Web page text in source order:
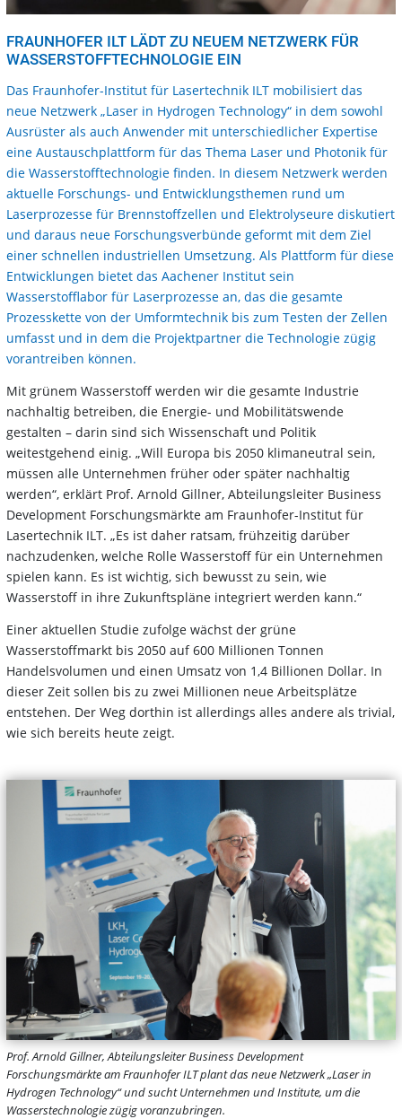
FRAUNHOFER ILT LÄDT ZU NEUEM NETZWERK FÜR
WASSERSTOFFTECHNOLOGIE EIN
Das Fraunhofer-Institut für Lasertechnik ILT mobilisiert das
neue Netzwerk „Laser in Hydrogen Technology“ in dem sowohl
Ausrüster als auch Anwender mit unterschiedlicher Expertise
eine Austauschplattform für das Thema Laser und Photonik für
die Wasserstofftechnologie finden. In diesem Netzwerk werden
aktuelle Forschungs- und Entwicklungsthemen rund um
Laserprozesse für Brennstoffzellen und Elektrolyseure diskutiert
und daraus neue Forschungsverbünde geformt mit dem Ziel
einer schnellen industriellen Umsetzung. Als Plattform für diese
Entwicklungen bietet das Aachener Institut sein
Wasserstofflabor für Laserprozesse an, das die gesamte
Prozesskette von der Umformtechnik bis zum Testen der Zellen
umfasst und in dem die Projektpartner die Technologie zügig
vorantreiben können.
Mit grünem Wasserstoff werden wir die gesamte Industrie
nachhaltig betreiben, die Energie- und Mobilitätswende
gestalten – darin sind sich Wissenschaft und Politik
weitestgehend einig. „Will Europa bis 2050 klimaneutral sein,
müssen alle Unternehmen früher oder später nachhaltig
werden“, erklärt Prof. Arnold Gillner, Abteilungsleiter Business
Development Forschungsmärkte am Fraunhofer-Institut für
Lasertechnik ILT. „Es ist daher ratsam, frühzeitig darüber
nachzudenken, welche Rolle Wasserstoff für ein Unternehmen
spielen kann. Es ist wichtig, sich bewusst zu sein, wie
Wasserstoff in ihre Zukunftspläne integriert werden kann.“
Einer aktuellen Studie zufolge wächst der grüne
Wasserstoffmarkt bis 2050 auf 600 Millionen Tonnen
Handelsvolumen und einen Umsatz von 1,4 Billionen Dollar. In
dieser Zeit sollen bis zu zwei Millionen neue Arbeitsplätze
entstehen. Der Weg dorthin ist allerdings alles andere als trivial,
wie sich bereits heute zeigt.
Prof. Arnold Gillner, Abteilungsleiter Business Development
Forschungsmärkte am Fraunhofer ILT plant das neue Netzwerk „Laser in
Hydrogen Technology“ und sucht Unternehmen und Institute, um die
Wasserstechnologie zügig voranzubringen.